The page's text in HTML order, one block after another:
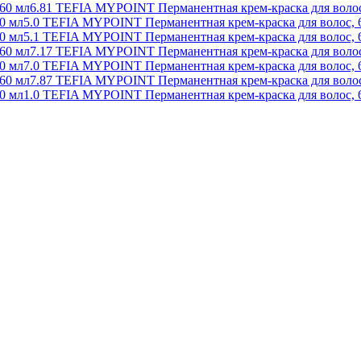
6.81 TEFIA MYPOINT Перманентная крем-краска для
5.0 TEFIA MYPOINT Перманентная крем-краска для волос,
5.1 TEFIA MYPOINT Перманентная крем-краска для волос,
7.17 TEFIA MYPOINT Перманентная крем-краска для
7.0 TEFIA MYPOINT Перманентная крем-краска для волос,
7.87 TEFIA MYPOINT Перманентная крем-краска для
1.0 TEFIA MYPOINT Перманентная крем-краска для волос,